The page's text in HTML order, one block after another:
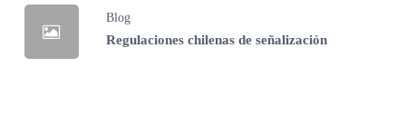
Blog
Regulaciones chilenas de señalización